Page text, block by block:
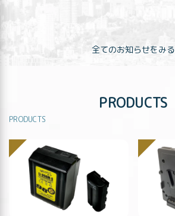
全てのお知らせをみる
PRODUCTS
PRODUCTS